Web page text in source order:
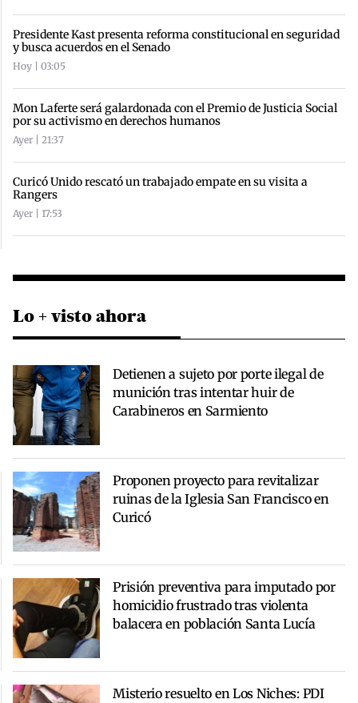
Presidente Kast presenta reforma constitucional en seguridad
y busca acuerdos en el Senado
Hoy | 03:05
Mon Laferte será galardonada con el Premio de Justicia Social
por su activismo en derechos humanos
Ayer | 21:37
Curicó Unido rescató un trabajado empate en su visita a
Rangers
Ayer | 17:53
Lo + visto ahora
Detienen a sujeto por porte ilegal de
munición tras intentar huir de
Carabineros en Sarmiento
Proponen proyecto para revitalizar
ruinas de la Iglesia San Francisco en
Curicó
Prisión preventiva para imputado por
homicidio frustrado tras violenta
balacera en población Santa Lucía
Misterio resuelto en Los Niches: PDI